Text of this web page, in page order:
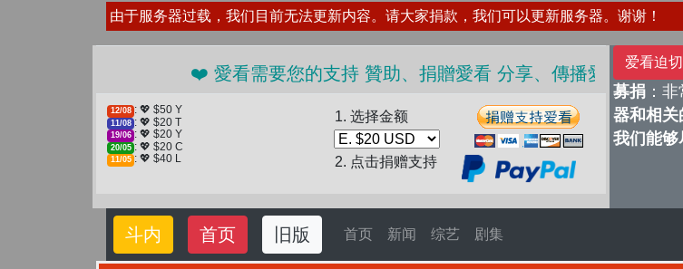
由于服务器过载，我们目前无法更新内容。请大家捐款，我们可以更新服务器。谢谢！
❤️ 愛看需要您的支持 贊助、捐贈愛看 分享、傳播愛看 ❤️
12/08 : 💖 $50 Y
11/08 : 💖 $20 T
19/06 : 💖 $20 Y
20/05 : 💖 $20 C
11/05 : 💖 $40 L
1. 选择金额
2. 点击捐赠支持
爱看迫
募捐 ：
器和相
我们能够
斗内 首页 旧版 首页 新闻 综艺 剧集